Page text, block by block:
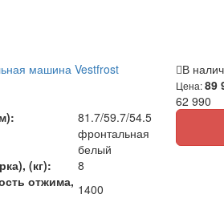
машина Vestfrost
81.7/59.7/54.5
фронтальная
белый
(кг):
8
отжима, 1400
В
Цена:89
62 990